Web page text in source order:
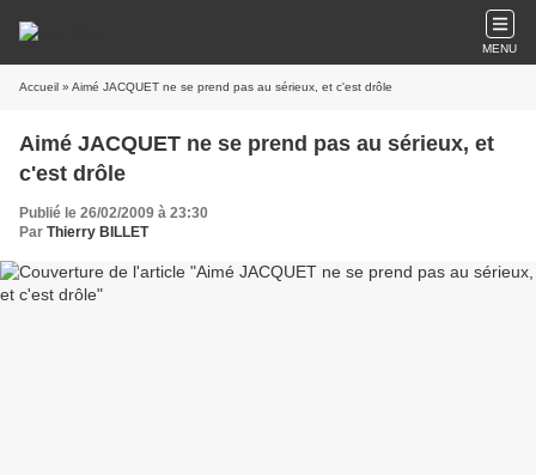
MENU
Accueil » Aimé JACQUET ne se prend pas au sérieux, et c'est drôle
Aimé JACQUET ne se prend pas au sérieux, et
c'est drôle
Publié le 26/02/2009 à 23:30
Par Thierry BILLET